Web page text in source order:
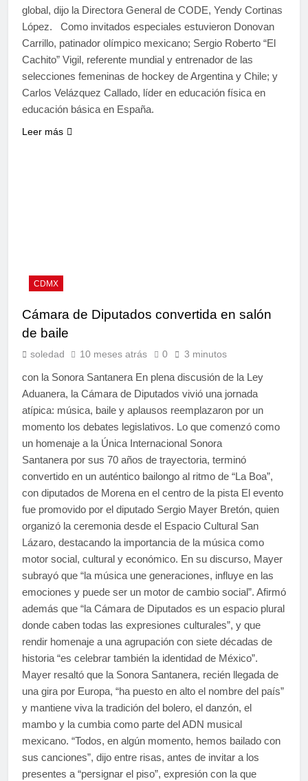
global, dijo la Directora General de CODE, Yendy Cortinas
López. Como invitados especiales estuvieron Donovan
Carrillo, patinador olímpico mexicano; Sergio Roberto “El
Cachito” Vigil, referente mundial y entrenador de las
selecciones femeninas de hockey de Argentina y Chile; y
Carlos Velázquez Callado, líder en educación física en
educación básica en España.
Leer más
CDMX
Cámara de Diputados convertida en salón
de baile
soledad 10 meses atrás 0 3 minutos
con la Sonora Santanera En plena discusión de la Ley
Aduanera, la Cámara de Diputados vivió una jornada
atípica: música, baile y aplausos reemplazaron por un
momento los debates legislativos. Lo que comenzó como
un homenaje a la Única Internacional Sonora
Santanera por sus 70 años de trayectoria, terminó
convertido en un auténtico bailongo al ritmo de “La Boa”,
con diputados de Morena en el centro de la pista El evento
fue promovido por el diputado Sergio Mayer Bretón, quien
organizó la ceremonia desde el Espacio Cultural San
Lázaro, destacando la importancia de la música como
motor social, cultural y económico. En su discurso, Mayer
subrayó que “la música une generaciones, influye en las
emociones y puede ser un motor de cambio social”. Afirmó
además que “la Cámara de Diputados es un espacio plural
donde caben todas las expresiones culturales”, y que
rendir homenaje a una agrupación con siete décadas de
historia “es celebrar también la identidad de México”.
Mayer resaltó que la Sonora Santanera, recién llegada de
una gira por Europa, “ha puesto en alto el nombre del país”
y mantiene viva la tradición del bolero, el danzón, el
mambo y la cumbia como parte del ADN musical
mexicano. “Todos, en algún momento, hemos bailado con
sus canciones”, dijo entre risas, antes de invitar a los
presentes a “persignar el piso”, expresión con la que